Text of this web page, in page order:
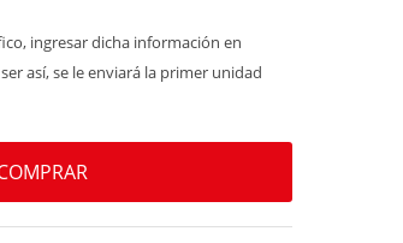
ingresar dicha información en
así, se le enviará la primer unidad